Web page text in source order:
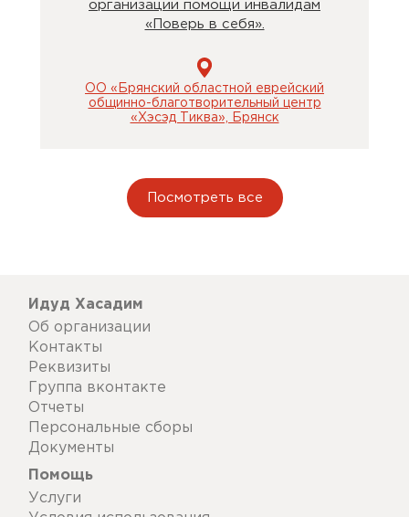
организации помощи инвалидам
«Поверь в себя».
ОО «Брянский областной еврейский
общинно-благотворительный центр
«Хэсэд Тиква», Брянск
Посмотреть все
Идуд Хасадим
Об организации
Контакты
Реквизиты
Группа вконтакте
Отчеты
Персональные сборы
Документы
Помощь
Услуги